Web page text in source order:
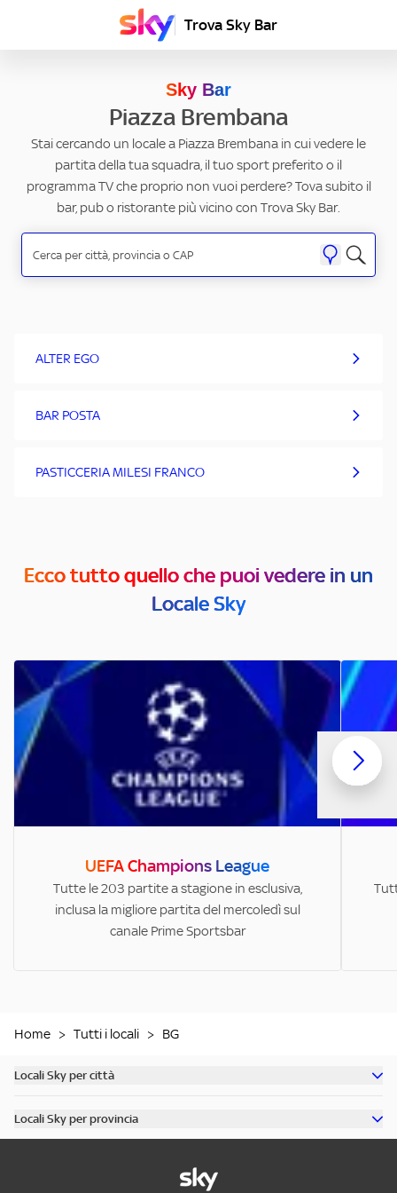
Trova Sky Bar
Sky Bar
Piazza Brembana
Stai cercando un locale a Piazza Brembana in cui vedere le
partita della tua squadra, il tuo sport preferito o il
programma TV che proprio non vuoi perdere? Tova subito il
bar, pub o ristorante più vicino con Trova Sky Bar.
ALTER EGO
BAR POSTA
PASTICCERIA MILESI FRANCO
Ecco tutto quello che puoi vedere in un
Locale Sky
UEFA Champions League
Tutte le 203 partite a stagione in esclusiva,
inclusa la migliore partita del mercoledì sul
canale Prime Sportsbar
Home > Tutti i locali > BG
Locali Sky per città
Scopri tutti i bar di Roma
Locali Sky per provincia
Scopri tutti i bar in provincia di Milano
Scopri tutti i bar in provincia di Roma